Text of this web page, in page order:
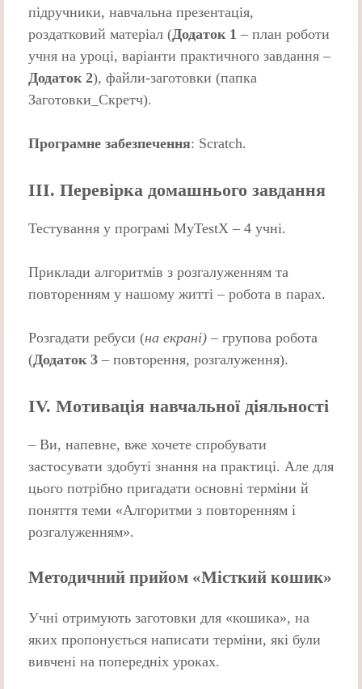
підручники, навчальна презентація,
роздатковий матеріал (Додаток 1 – план роботи
учня на уроці, варіанти практичного завдання –
Додаток 2), файли-заготовки (папка
Заготовки_Скретч).
Програмне забезпечення: Scratch.
ІІІ. Перевірка домашнього завдання
Тестування у програмі MyTestX – 4 учні.
Приклади алгоритмів з розгалуженням та
повторенням у нашому житті – робота в парах.
Розгадати ребуси (на екрані) – групова робота
(Додаток 3 – повторення, розгалуження).
ІV. Мотивація навчальної діяльності
– Ви, напевне, вже хочете спробувати
застосувати здобуті знання на практиці. Але для
цього потрібно пригадати основні терміни й
поняття теми «Алгоритми з повторенням і
розгалуженням».
Методичний прийом «Мiсткий кошик»
Учнi отримують заготовки для «кошика», на
яких пропонується написати термiни, які були
вивченi на попереднiх уроках.